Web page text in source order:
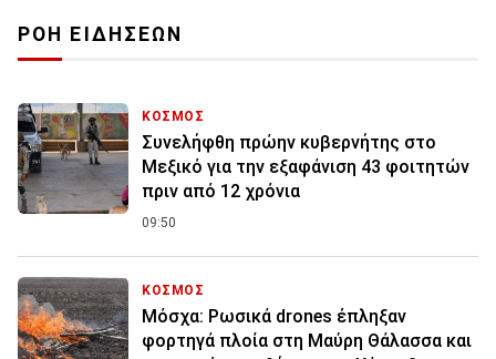
ΡΟΗ ΕΙΔΗΣΕΩΝ
ΚΟΣΜΟΣ
Συνελήφθη πρώην κυβερνήτης στο
Μεξικό για την εξαφάνιση 43 φοιτητών
πριν από 12 χρόνια
09:50
ΚΟΣΜΟΣ
Μόσχα: Ρωσικά drones έπληξαν
φορτηγά πλοία στη Μαύρη Θάλασσα και